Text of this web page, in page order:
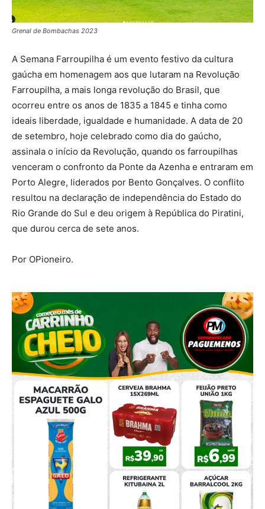
Grenal de Bombachas 2023
A Semana Farroupilha é um evento festivo da cultura
gaúcha em homenagem aos que lutaram na Revolução
Farroupilha, a mais longa revolução do Brasil, que
ocorreu entre os anos de 1835 a 1845 e tinha como
ideais liberdade, igualdade e humanidade. A data de 20
de setembro, hoje celebrado como dia do gaúcho,
assinala o início da Revolução, quando os farroupilhas
venceram o confronto da Ponte da Azenha e entraram em
Porto Alegre, liderados por Bento Gonçalves. O conflito
resultou na declaração de independência do Estado do
Rio Grande do Sul e deu origem à República do Piratini,
que durou cerca de sete anos.
Por OPioneiro.